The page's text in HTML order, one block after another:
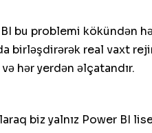
bu problemi kökündən
birləşdirərək real vaxt
hər yerdən əlçatandır.
biz yalnız Power BI